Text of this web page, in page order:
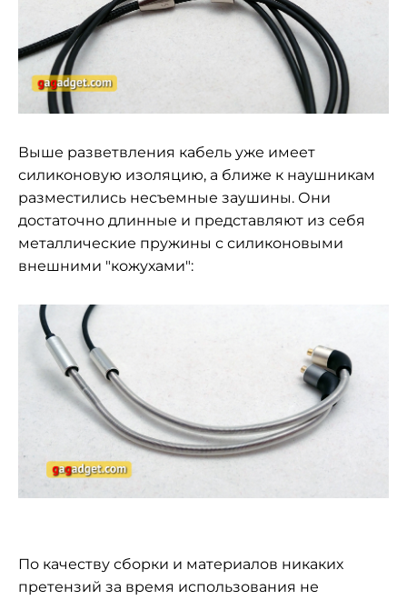
Выше разветвления кабель уже имеет
силиконовую изоляцию, а ближе к наушникам
разместились несъемные заушины. Они
достаточно длинные и представляют из себя
металлические пружины с силиконовыми
внешними "кожухами":
По качеству сборки и материалов никаких
претензий за время использования не